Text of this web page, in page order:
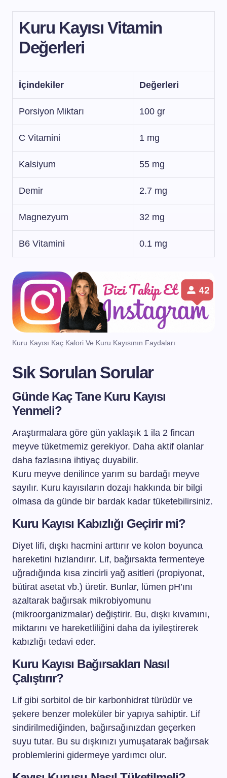
Kuru Kayısı Vitamin
Değerleri
İçindekiler Değerleri
Porsiyon Miktarı 100 gr
C Vitamini 1 mg
Kalsiyum 55 mg
Demir 2.7 mg
Magnezyum 32 mg
B6 Vitamini 0.1 mg
Kuru Kayısı Kaç Kalori Ve Kuru Kayısının Faydaları
Sık Sorulan Sorular
Günde Kaç Tane Kuru Kayısı
Yenmeli?
Araştırmalara göre gün yaklaşık 1 ila 2 fincan
meyve tüketmemiz gerekiyor. Daha aktif olanlar
daha fazlasına ihtiyaç duyabilir.
Kuru meyve denilince yarım su bardağı meyve
sayılır. Kuru kayısıların dozajı hakkında bir bilgi
olmasa da günde bir bardak kadar tüketebilirsiniz.
Kuru Kayısı Kabızlığı Geçirir mi?
Diyet lifi, dışkı hacmini arttırır ve kolon boyunca
hareketini hızlandırır. Lif, bağırsakta fermenteye
uğradığında kısa zincirli yağ asitleri (propiyonat,
bütirat asetat vb.) üretir. Bunlar, lümen pH’ını
azaltarak bağırsak mikrobiyomunu
(mikroorganizmalar) değiştirir. Bu, dışkı kıvamını,
miktarını ve hareketliliğini daha da iyileştirerek
kabızlığı tedavi eder.
Kuru Kayısı Bağırsakları Nasıl
Çalıştırır?
Lif gibi sorbitol de bir karbonhidrat türüdür ve
şekere benzer moleküler bir yapıya sahiptir. Lif
sindirilmediğinden, bağırsağınızdan geçerken
suyu tutar. Bu su dışkınızı yumuşatarak bağırsak
problemlerini gidermeye yardımcı olur.